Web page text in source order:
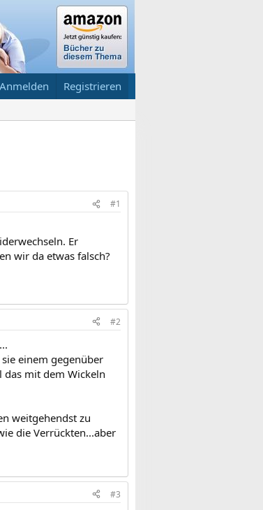
Anmelden Registrieren
#1
Er
wir da etwas falsch?
#2
einem gegenüber
mit dem Wickeln
weitgehendst zu
die Verrückten...aber
#3